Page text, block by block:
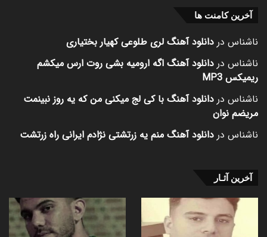
آخرین کامنت ها
ناشناس در دانلود آهنگ لری طلوعی کهیار بختیاری
ناشناس در دانلود آهنگ اگه ارومیه بشی روت ارس میکشم
ریمیکس MP3
ناشناس در دانلود آهنگ با کی لج میکنی من که یه روز نبینمت
مریضم نوان
ناشناس در دانلود آهنگ منم یه زرتشتی نژادم ایرانی راه زرتشت
آخرین آثـار